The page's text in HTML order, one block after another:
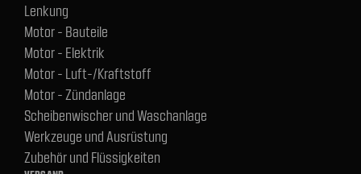
Lenkung
Motor - Bauteile
Motor - Elektrik
Motor - Luft-/Kraftstoff
Motor - Zündanlage
Scheibenwischer und Waschanlage
Werkzeuge und Ausrüstung
Zubehör und Flüssigkeiten